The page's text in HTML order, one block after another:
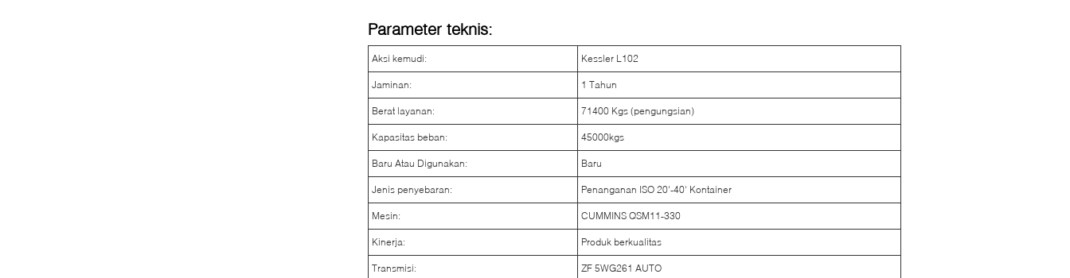
Parameter teknis:
Aksi kemudi: Kessler L102
Jaminan: 1 Tahun
Berat layanan: 71400 Kgs (pengungsian)
Kapasitas beban: 45000kgs
Baru Atau Digunakan: Baru
Jenis penyebaran: Penanganan ISO 20'-40' Kontainer
Mesin: CUMMINS QSM11-330
Kinerja: Produk berkualitas
Transmisi: ZF 5WG261 AUTO